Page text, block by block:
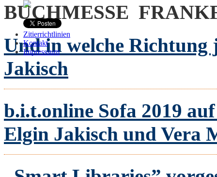
Zitierrichtlinien
Kontakt
Impresssum
BUCHMESSE
Und in welche
Jakisch
b.i.t.online Sofa 2019
Elgin Jakisch und Vera